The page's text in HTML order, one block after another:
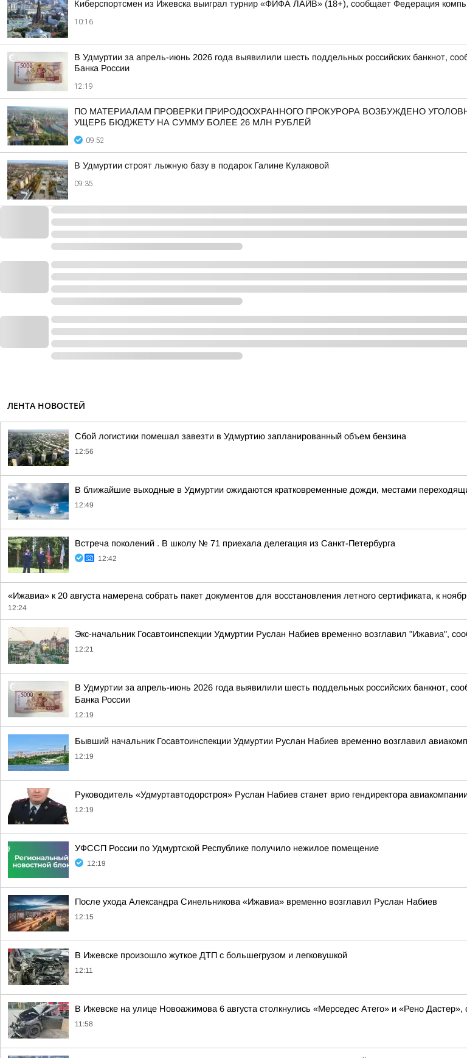
Киберспортсмен из Ижевска выиграл турнир «ФИФА ЛАЙВ» (18+), сообщает Федерация
10:16
В Удмуртии за апрель-июнь 2026 года выявилили шесть поддельных российских банкнот,
Банка России
12:19
ПО МАТЕРИАЛАМ ПРОВЕРКИ ПРИРОДООХРАННОГО ПРОКУРОРА ВОЗБУЖДЕНО
УЩЕРБ БЮДЖЕТУ НА СУММУ БОЛЕЕ 26 МЛН РУБЛЕЙ
09:52
В Удмуртии строят лыжную базу в подарок Галине Кулаковой
09:35
ЛЕНТА НОВОСТЕЙ
Сбой логистики помешал завезти в Удмуртию запланированный объем бензина
12:56
В ближайшие выходные в Удмуртии ожидаются кратковременные дожди, местами
12:49
Встреча поколений . В школу № 71 приехала делегация из Санкт-Петербурга
12:42
«Ижавиа» к 20 августа намерена собрать пакет документов для восстановления летного сертификата, к
12:24
Экс-начальник Госавтоинспекции Удмуртии Руслан Набиев временно возглавил "Ижавиа",
12:21
В Удмуртии за апрель-июнь 2026 года выявилили шесть поддельных российских банкнот,
Банка России
12:19
Бывший начальник Госавтоинспекции Удмуртии Руслан Набиев временно возглавил
12:19
Руководитель «Удмуртавтодорстроя» Руслан Набиев станет врио гендиректора
12:19
УФССП России по Удмуртской Республике получило нежилое помещение
12:19
После ухода Александра Синельникова «Ижавиа» временно возглавил Руслан Набиев
12:15
В Ижевске произошло жуткое ДТП с большегрузом и легковушкой
12:11
В Ижевске на улице Новоажимова 6 августа столкнулись «Мерседес Атего» и «Рено
11:58